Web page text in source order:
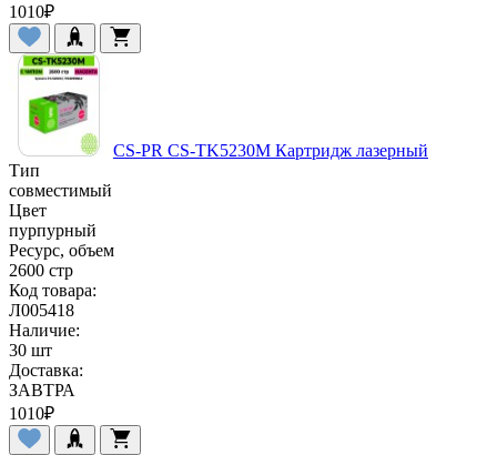
1010₽
CS-PR CS-TK5230M Картридж лазерный
Тип
совместимый
Цвет
пурпурный
Ресурс, объем
2600 стр
Код товара:
Л005418
Наличие:
30 шт
Доставка:
ЗАВТРА
1010₽